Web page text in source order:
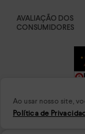
Ao usar nosso site,
Política de
AVALIAÇÃO DOS
CONSUMIDORES